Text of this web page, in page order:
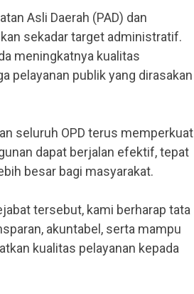
Asli Daerah (PAD) dan
sekadar target administratif.
meningkatnya kualitas
pelayanan publik yang dirasakan
seluruh OPD terus memperkuat
dapat berjalan efektif, tepat
besar bagi masyarakat.
tersebut, kami berharap tata
akuntabel, serta mampu
kualitas pelayanan kepada